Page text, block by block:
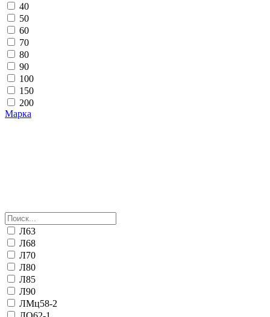
40
50
60
70
80
90
100
150
200
Марка
Л63
Л68
Л70
Л80
Л85
Л90
ЛМц58-2